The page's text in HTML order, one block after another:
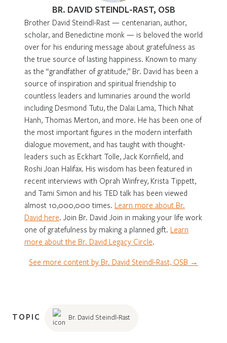
BR. DAVID STEINDL-RAST, OSB
Brother David Steindl-Rast — centenarian, author,
scholar, and Benedictine monk — is beloved the world
over for his enduring message about gratefulness as
the true source of lasting happiness. Known to many
as the “grandfather of gratitude,” Br. David has been a
source of inspiration and spiritual friendship to
countless leaders and luminaries around the world
including Desmond Tutu, the Dalai Lama, Thich Nhat
Hanh, Thomas Merton, and more. He has been one of
the most important figures in the modern interfaith
dialogue movement, and has taught with thought-
leaders such as Eckhart Tolle, Jack Kornfield, and
Roshi Joan Halifax. His wisdom has been featured in
recent interviews with Oprah Winfrey, Krista Tippett,
and Tami Simon and his TED talk has been viewed
almost 10,000,000 times. Learn more about Br.
David here. Join Br. David Join in making your life work
one of gratefulness by making a planned gift. Learn
more about the Br. David Legacy Circle.
See more content by Br. David Steindl-Rast, OSB →
TOPIC Br. David Steindl-Rast